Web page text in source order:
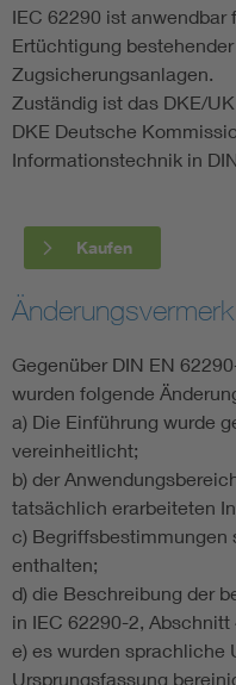
IEC 62290 ist anwendbar
Ertüchtigung
Zugsicherungsanlagen.
Zuständig ist das DKE/
DKE Deutsche
Informationstechnik in
Kaufen
Änderungsvermerk
Gegenüber DIN EN
wurden folgende
a) Die Einführung wurde
vereinheitlicht;
b) der
tatsächlich erarbeiteten
c) Begriffsbestimmungen
enthalten;
d) die Beschreibung der
in IEC 62290-2,
e) es wurden sprachliche
Ursprungsfassung